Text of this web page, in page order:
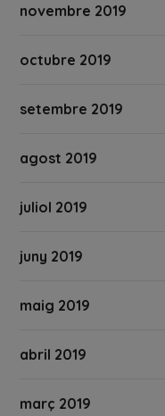
novembre 2019
octubre 2019
setembre 2019
agost 2019
juliol 2019
juny 2019
maig 2019
abril 2019
març 2019